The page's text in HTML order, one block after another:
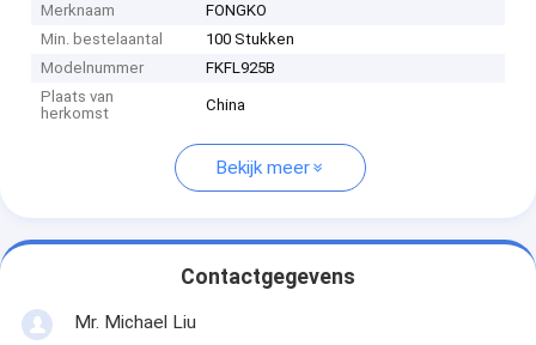
Merknaam
FONGKO
Min. bestelaantal
100 Stukken
Modelnummer
FKFL925B
Plaats van
herkomst
China
Bekijk meer
Contactgegevens
Mr. Michael Liu